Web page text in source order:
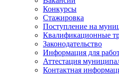
Конкурсы
Стажировка
Поступление на
Квалификационные
Законодательство
Информация для
Аттестация
Контактная